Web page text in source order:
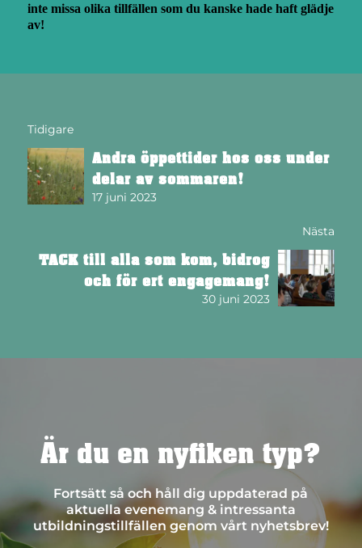
inte missa olika tillfällen som du kanske hade haft glädje
av!
Tidigare
Andra öppettider hos oss under
delar av sommaren!
17 juni 2023
Nästa
TACK till alla som kom, bidrog
och för ert engagemang!
30 juni 2023
Är du en nyfiken typ?
Fortsätt så och håll dig uppdaterad på
aktuella evenemang & intressanta
utbildningstillfällen genom vårt nyhetsbrev!